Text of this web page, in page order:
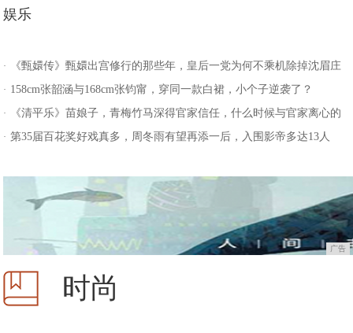
娱乐
· 《甄嬛传》甄嬛出宫修行的那些年，皇后一党为何不乘机除掉沈眉庄
· 158cm张韶涵与168cm张钧甯，穿同一款白裙，小个子逆袭了？
· 《清平乐》苗娘子，青梅竹马深得官家信任，什么时候与官家离心的
· 第35届百花奖好戏真多，周冬雨有望再添一后，入围影帝多达13人
广告
时尚